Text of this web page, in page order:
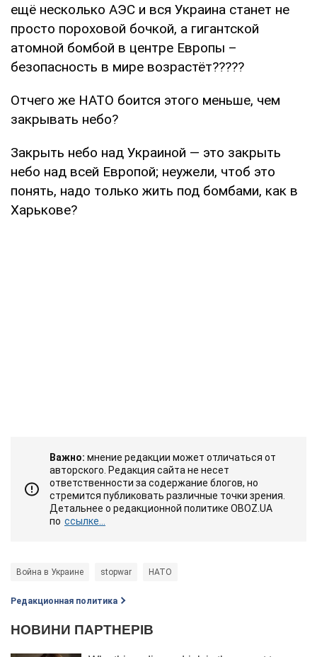
ещё несколько АЭС и вся Украина станет не
просто пороховой бочкой, а гигантской
атомной бомбой в центре Европы –
безопасность в мире возрастёт?????
Отчего же НАТО боится этого меньше, чем
закрывать небо?
Закрыть небо над Украиной — это закрыть
небо над всей Европой; неужели, чтоб это
понять, надо только жить под бомбами, как в
Харькове?
Важно: мнение редакции может отличаться от
авторского. Редакция сайта не несет
ответственности за содержание блогов, но
стремится публиковать различные точки зрения.
Детальнее о редакционной политике OBOZ.UA
по ссылке...
Война в Украине stopwar НАТО
Редакционная политика